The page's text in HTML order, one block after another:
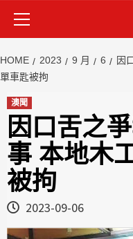
HOME 2023 9 月 6
因
單車匙被拘
澳聞
因口舌之
事 本地木
被拘
2023-09-06